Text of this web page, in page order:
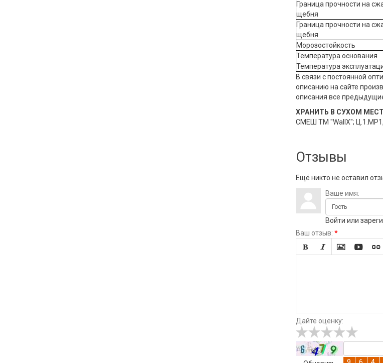
Граница прочности на
щебня
Граница прочности на
щебня
Морозостойкость
Температура основания
Температура
В связи с постоянной
описанию на сайте
описания все
ХРАНИТЬ В СУХОМ
СМЕШ ТМ "WallX";
Отзывы
Ещё никто не оставил
Ваше имя:
Войти или
Ваш отзыв: *
    
Дайте оценку: